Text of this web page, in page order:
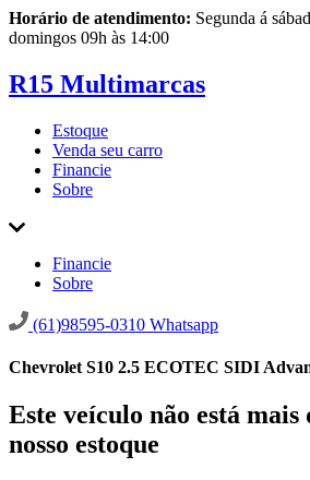
Horário de atendimento: Segunda á
domingos 09h às 14:00
R15 Multimarcas
Estoque
Venda seu carro
Financie
Sobre
Financie
Sobre
(61)98595-0310 Whatsapp
Chevrolet S10 2.5 ECOTEC SIDI
Este veículo não está
nosso estoque